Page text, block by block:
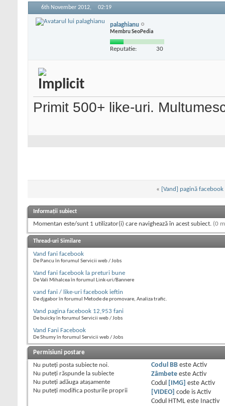
6th November 2012, 02:19
palaghianu
Membru SeoPedia
Reputatie: 30
Primit 500+ like-uri.
« [Vand] pagină
Informații subiect
Momentan este/sunt 1 utilizator(i) care navighează în acest subiect. (0
Thread-uri Similare
Vand fani facebook
De Pancu în forumul Servicii web / Jobs
Vand fani facebook la preturi bune
De Vali Mihalcea în forumul Link-uri/Bannere
vand fani / like-uri facebook ieftin
De djgabor în forumul Metode de promovare, Analiza trafic.
Vand pagina facebook 12,953 fani
De buicky în forumul Servicii web / Jobs
Vand Fani Facebook
De Shumy în forumul Servicii web / Jobs
Permisiuni postare
Nu puteţi posta subiecte noi.
Nu puteţi răspunde la subiecte
Nu puteţi adăuga ataşamente
Nu puteţi modifica posturile proprii
Codul BBeste Activ
Zâmbeteeste Activ
Codul
[IMG] este Activ
[VIDEO] code is Activ
Codul HTML este
Inactiv